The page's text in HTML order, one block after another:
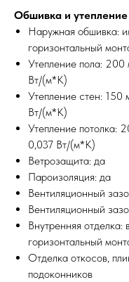
Обшивка и утепление
Наружная обшивка:
горизонтальный
Утепление пола:
Вт/(м*К)
Утепление стен: 150
Вт/(м*К)
Утепление потолка:
0,037 Вт/(м*К)
Ветрозащита: да
Пароизоляция: да
Вентиляционный
Вентиляционный
Внутренняя
горизонтальный
Отделка откосов,
подоконников